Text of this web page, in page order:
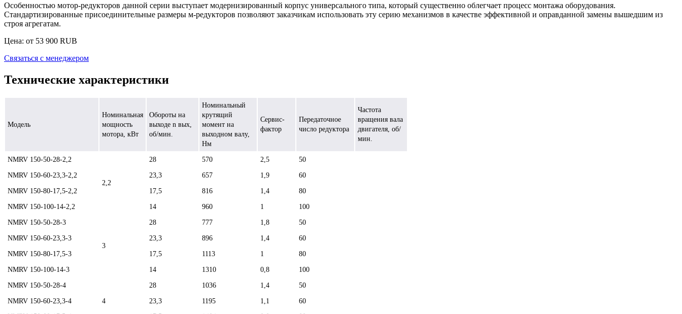
Особенностью мотор-редукторов данной серии выступает модернизированный корпус универсального типа, который существенно облегчает процесс монтажа оборудования.
Стандартизированные присоединительные размеры м-редукторов позволяют заказчикам использовать эту серию механизмов в качестве эффективной и оправданной замены вышедшим из
строя агрегатам.
Цена: от 53 900 RUB
Связаться с менеджером
Технические характеристики
Модель
Номинальная
мощность
мотора, кВт
Обороты на
выходе n вых,
об/мин.
Номинальный
крутящий
момент на
выходном валу,
Нм
Сервис-
фактор
Передаточное
число редуктора
Частота
вращения вала
двигателя, об/
мин.
NMRV 150-50-28-2,2
2,2
28 570 2,5 50
NMRV 150-60-23,3-2,2 23,3 657 1,9 60
NMRV 150-80-17,5-2,2 17,5 816 1,4 80
NMRV 150-100-14-2,2 14 960 1 100
NMRV 150-50-28-3
3
28 777 1,8 50
NMRV 150-60-23,3-3 23,3 896 1,4 60
NMRV 150-80-17,5-3 17,5 1113 1 80
NMRV 150-100-14-3 14 1310 0,8 100
NMRV 150-50-28-4
4
28 1036 1,4 50
NMRV 150-60-23,3-4 23,3 1195 1,1 60